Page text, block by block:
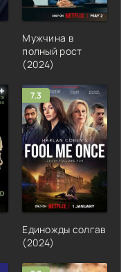
Мужчина в
полный рост
(2024)
7.3
Единожды солгав
(2024)